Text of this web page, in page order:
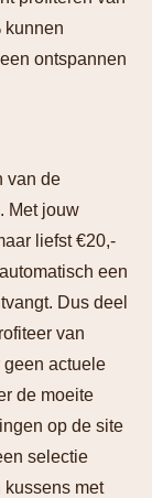
kunnen
ontspannen
van de
Met jouw
liefst €20,-
een
Dus deel
van
geen actuele
de moeite
op de site
selectie
kussens met